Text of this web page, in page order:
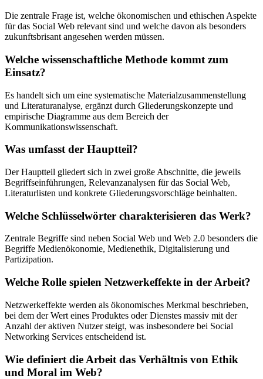
Die zentrale Frage ist, welche ökonomischen und ethischen Aspekte
für das Social Web relevant sind und welche davon als besonders
zukunftsbrisant angesehen werden müssen.
Welche wissenschaftliche Methode kommt zum
Einsatz?
Es handelt sich um eine systematische Materialzusammenstellung
und Literaturanalyse, ergänzt durch Gliederungskonzepte und
empirische Diagramme aus dem Bereich der
Kommunikationswissenschaft.
Was umfasst der Hauptteil?
Der Hauptteil gliedert sich in zwei große Abschnitte, die jeweils
Begriffseinführungen, Relevanzanalysen für das Social Web,
Literaturlisten und konkrete Gliederungsvorschläge beinhalten.
Welche Schlüsselwörter charakterisieren das Werk?
Zentrale Begriffe sind neben Social Web und Web 2.0 besonders die
Begriffe Medienökonomie, Medienethik, Digitalisierung und
Partizipation.
Welche Rolle spielen Netzwerkeffekte in der Arbeit?
Netzwerkeffekte werden als ökonomisches Merkmal beschrieben,
bei dem der Wert eines Produktes oder Dienstes massiv mit der
Anzahl der aktiven Nutzer steigt, was insbesondere bei Social
Networking Services entscheidend ist.
Wie definiert die Arbeit das Verhältnis von Ethik
und Moral im Web?